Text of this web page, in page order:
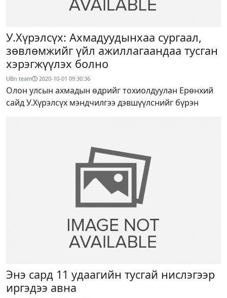
У.Хүрэлсүх: Ахмадуудынхаа сургаал,
зөвлөмжийг үйл ажиллагаандаа тусган
хэрэгжүүлэх болно
UBn team 2020-10-01 09:30:36
Олон улсын ахмадын өдрийг тохиолдуулан Ерөнхий
сайд У.Хүрэлсүх мэндчилгээ дэвшүүлснийг бүрэн
Энэ сард 11 удаагийн тусгай нислэгээр
иргэдээ авна